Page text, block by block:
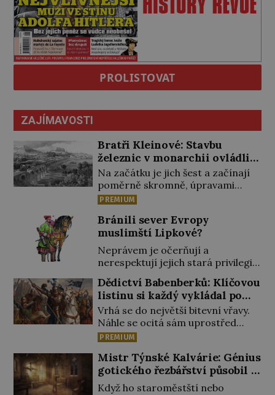
PROLISTOVAT
ZAJÍMAVOSTI
Bratři Kleinové: Stavbu
železnic v monarchii ovládli
samouci
Na začátku je jich šest a začínají
poměrně skromně, úpravami
zahrad, rybníků a parků. Postupně
Během 40 let vybudují na území
monarchie třetinu všech tratí,
tedy asi 3500 kilometrů! Ohromně
na tom zbohatnou… Podnikavého
ducha zdědí bratři Kleinové po
otci Johannovi (1756–1835), který
má malý statek na Jesenicku […]
PREMIUM
Bránili sever Evropy
muslimští Lipkové?
Neprávem je očerňují a
nerespektují jejich stará privilegia.
A hlavně jim přestali vyplácet
dohodnutý žold! Lipkové proti
těmto „podrazům“ hlasitě
protestují, jenže spravedlnosti
nedosáhnou. Proto se rozhodnou
vypovědět polské koruně
Osmanům! V Litvě se na počátku
15. století usazují první muslimští
Tataři. Uprchli ze Zlaté Hordy
Dědictví Babenberků: Klíčovou
listinu si každý vykládal po
svém
Vrhá se do největší bitevní vřavy.
Náhle se ocitá sám uprostřed
nepřátel. Nikdo z jeho věrných si
vévoda Fridrich II. padne 15.
června 1246 při střetu s Uhry na
Litavě. „Tvrdý muž, statečný v boji,
PREMIUM
Mistr Týnské Kalvárie: Génius
gotického řezbářství působil v
Praze
Když ho staroměstští nebo